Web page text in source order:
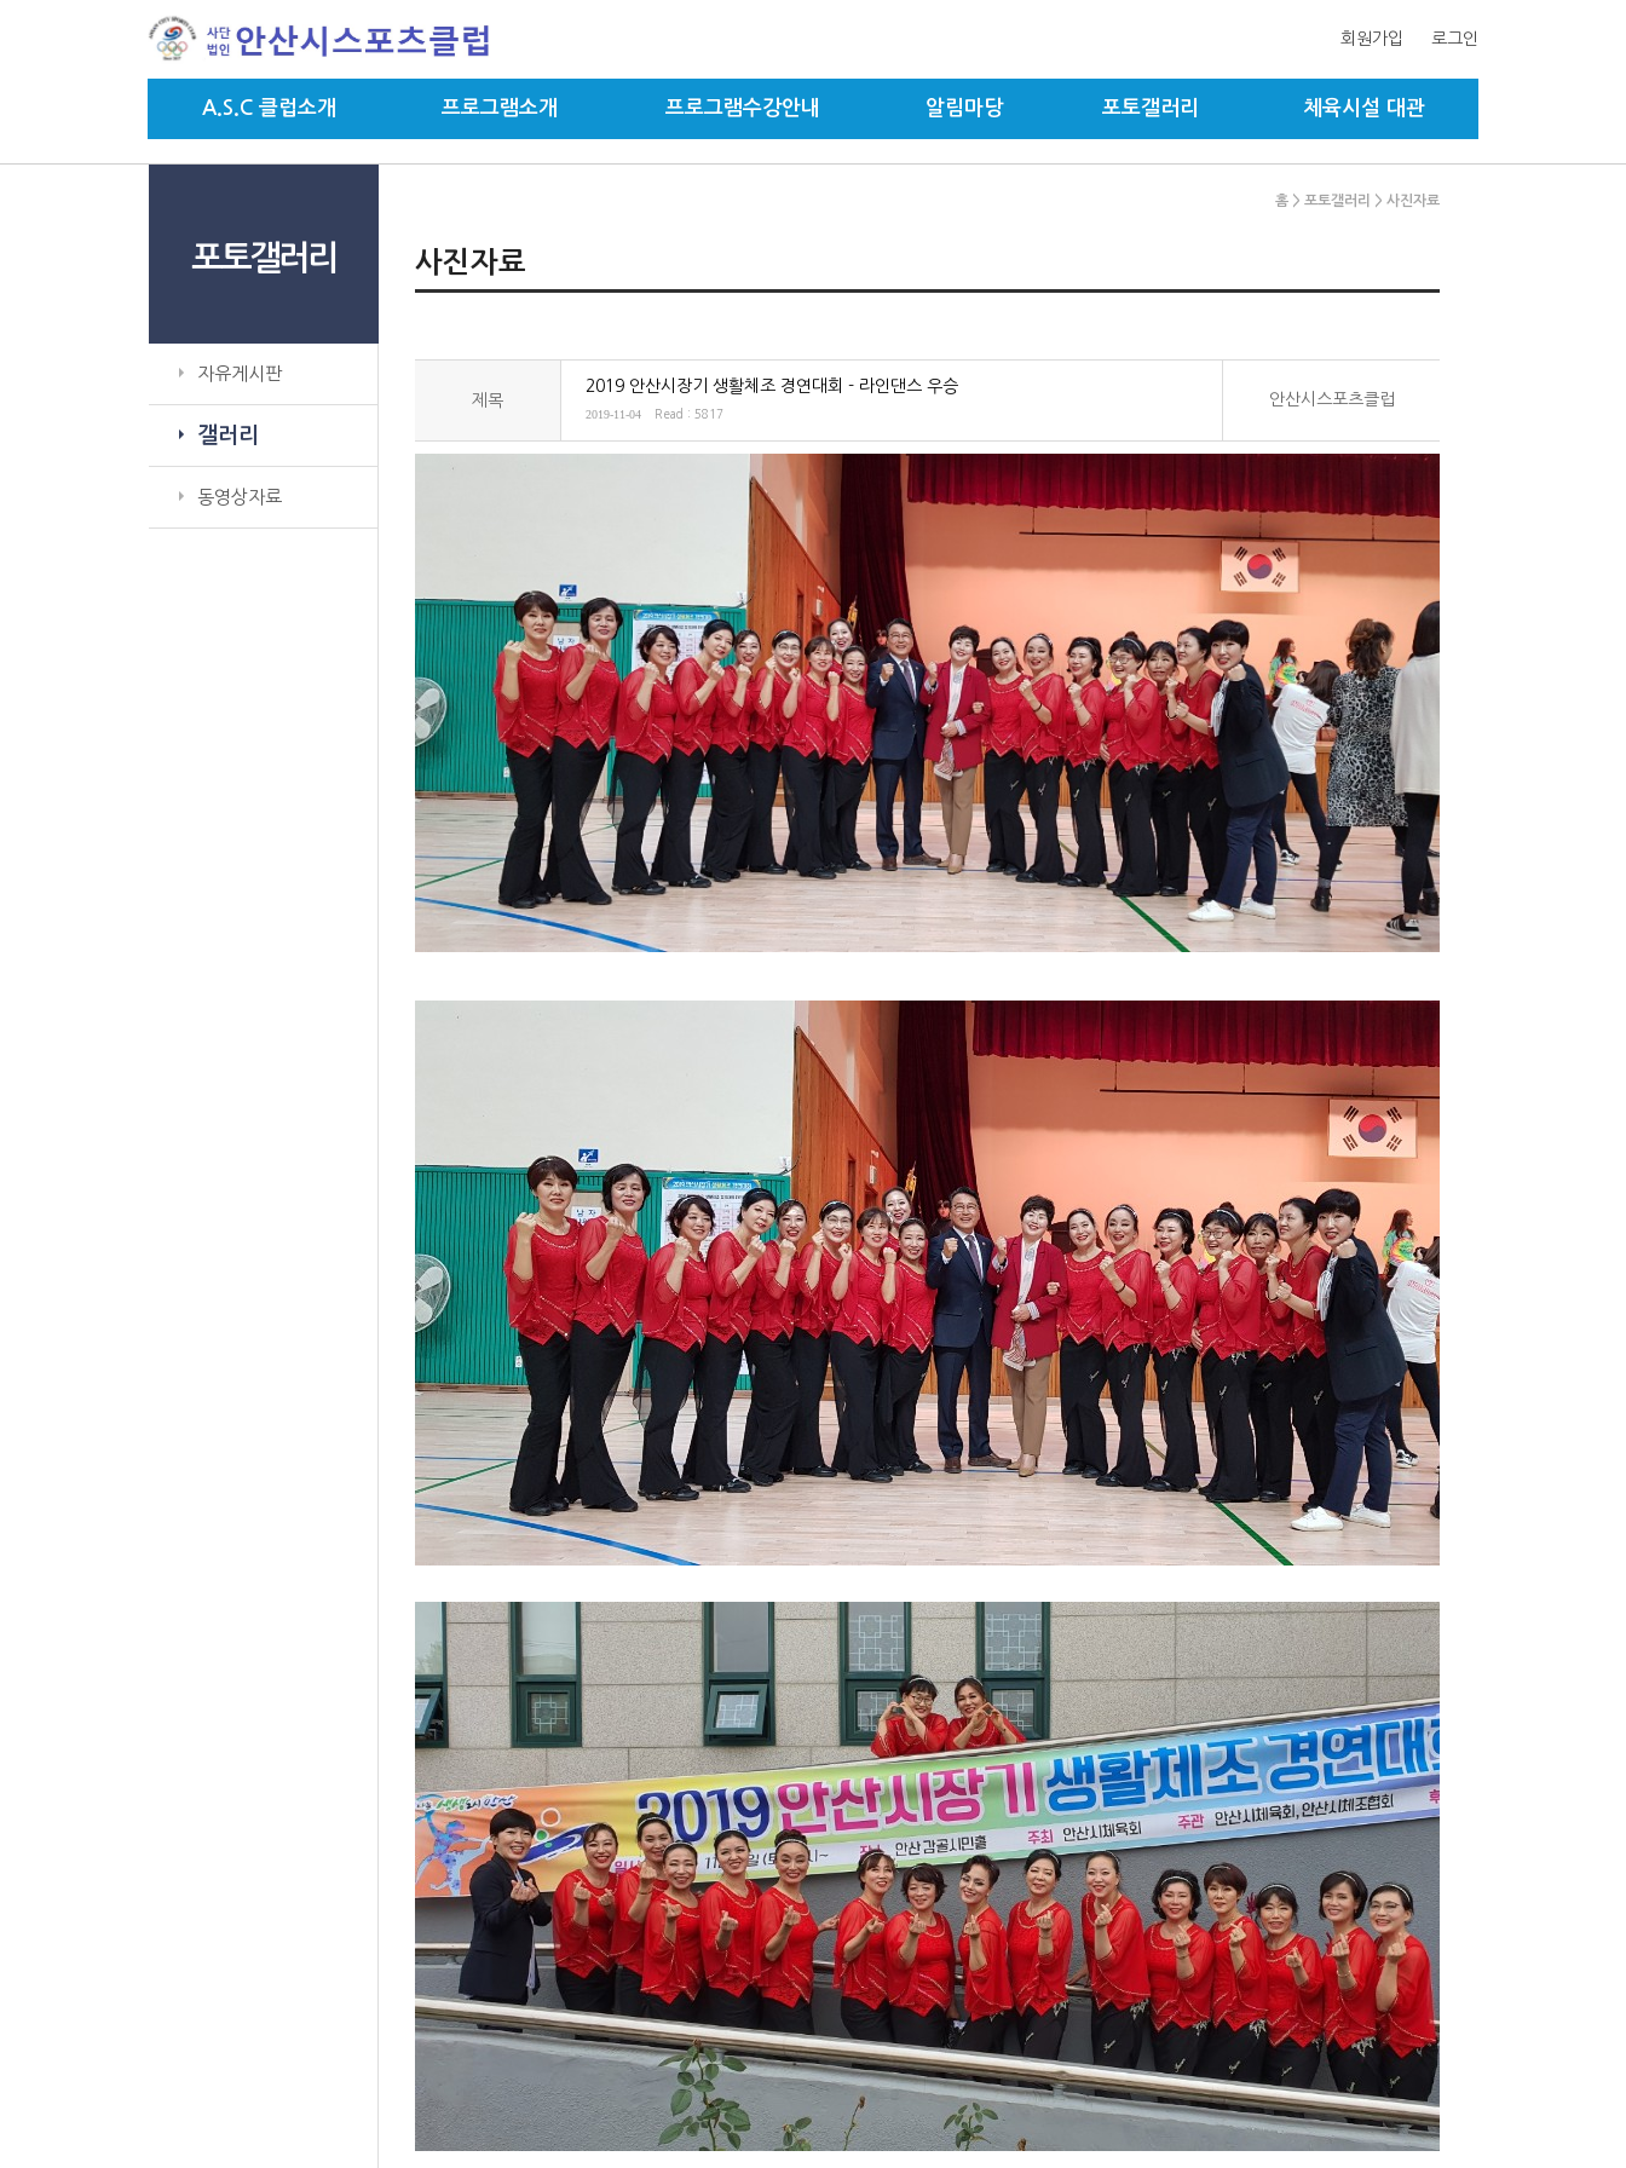
회원가입 로그인
A.S.C 클럽소개 프로그램소개 프로그램수강안내 알림마당 포토갤러리 체육시설 대관
포토갤러리
자유게시판
갤러리
동영상자료
홈 > 포토갤러리 > 사진자료
사진자료
제목
2019 안산시장기 생활체조 경연대회 - 라인댄스 우승
2019-11-04 Read : 5817
안산시스포츠클럽